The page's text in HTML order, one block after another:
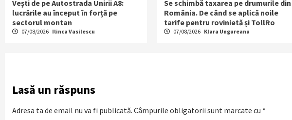
Vești de pe Autostrada Unirii A8:
lucrările au început în forță pe
sectorul montan
07/08/2026 Ilinca Vasilescu
Se schimbă taxarea pe drumurile din
România. De când se aplică noile
tarife pentru rovinietă și TollRo
07/08/2026 Klara Ungureanu
Lasă un răspuns
Adresa ta de email nu va fi publicată. Câmpurile obligatorii sunt marcate cu *